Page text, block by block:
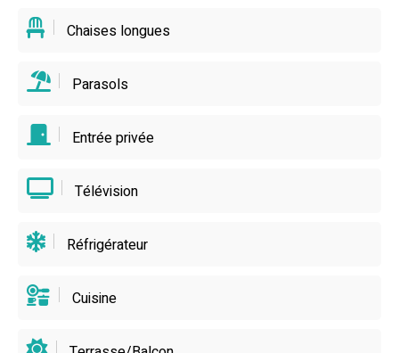
une adresse incontournable pour explorer Périgueux et
ses environs.Chaises longues
Parasols
Entrée privée
Télévision
Réfrigérateur
Cuisine